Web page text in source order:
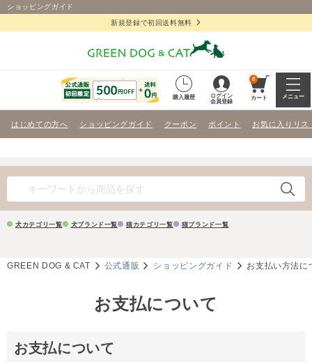
ショッピングガイド
新規登録で初回送料無料
購入履歴
ログイン
会員登録
0
カート メニュー
はじめての方へ ショッピングガイド クーポン ポイント お気に入りリス
犬カテゴリ一覧 犬ブランド一覧 猫カテゴリ一覧 猫ブランド一覧
GREEN DOG & CAT 公式通販 ショッピングガイド お支払い方法に
お支払について
お支払について